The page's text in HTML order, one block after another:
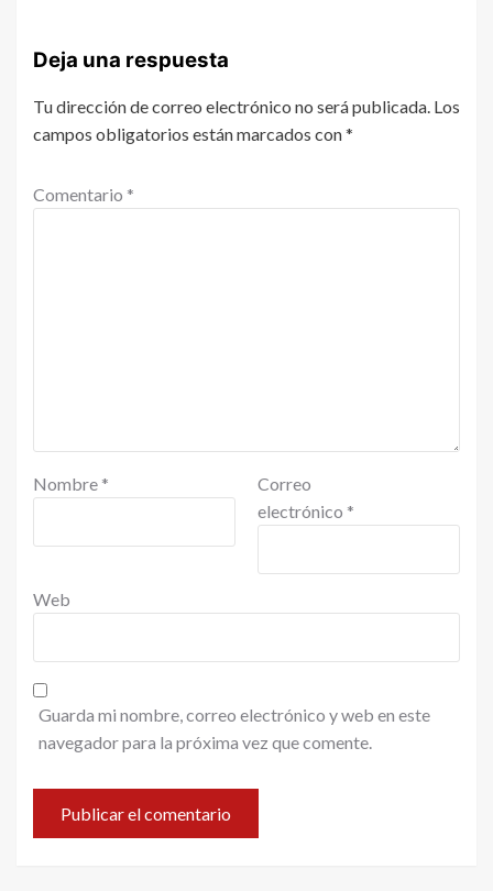
Deja una respuesta
Tu dirección de correo electrónico no será publicada. Los
campos obligatorios están marcados con*
Comentario *
Nombre *
Correo
electrónico *
Web
Guarda mi nombre, correo electrónico y web en este
navegador para la próxima vez que comente.